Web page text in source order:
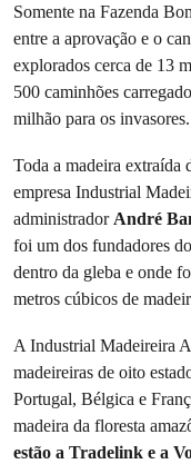
Somente na Fazenda
entre a aprovação e o
explorados cerca de 13
500 caminhões
milhão para os invasores.
Toda a madeira extraída
empresa Industrial
administradorAndré
foi um dos fundadores
dentro da gleba e onde
metros cúbicos de
A Industrial Madeireira
madeireiras de oito
Portugal, Bélgica e
madeira da floresta
estão a Tradelink e a